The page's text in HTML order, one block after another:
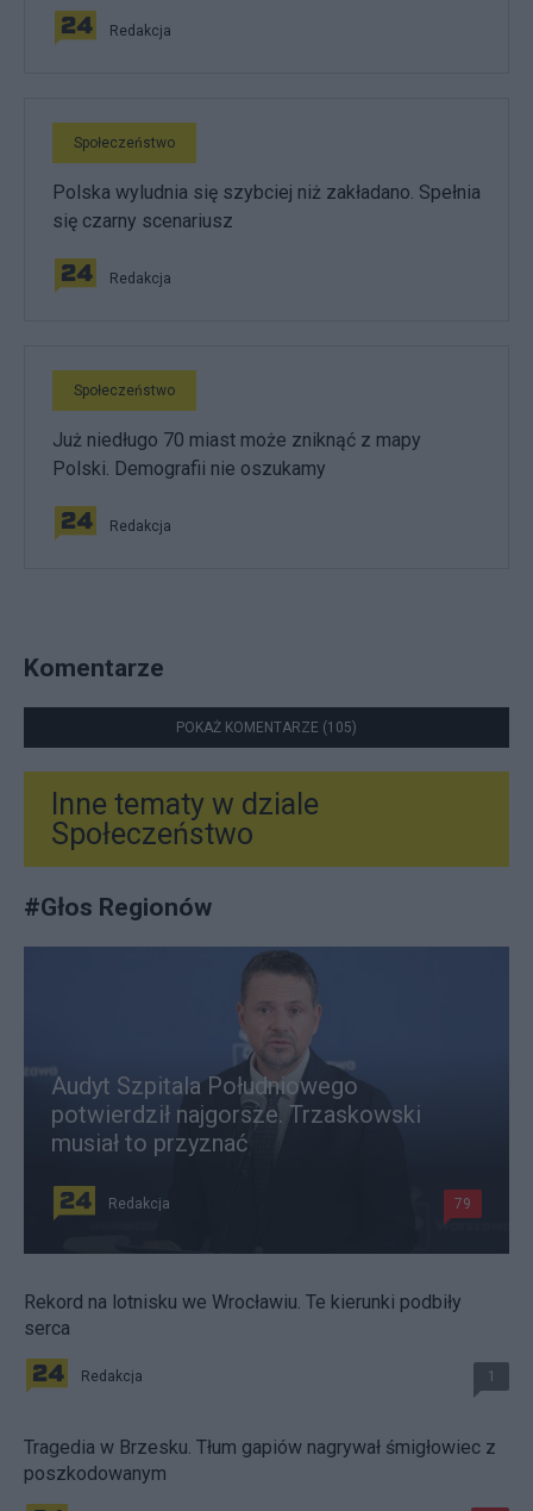
Redakcja
Społeczeństwo
Polska wyludnia się szybciej niż zakładano. Spełnia
się czarny scenariusz
Redakcja
Społeczeństwo
Już niedługo 70 miast może zniknąć z mapy
Polski. Demografii nie oszukamy
Redakcja
Komentarze
POKAŻ KOMENTARZE (105)
Inne tematy w dziale
Społeczeństwo
#Głos Regionów
Audyt Szpitala Południowego
potwierdził najgorsze. Trzaskowski
musiał to przyznać
Redakcja 79
Rekord na lotnisku we Wrocławiu. Te kierunki podbiły
serca
Redakcja 1
Tragedia w Brzesku. Tłum gapiów nagrywał śmigłowiec z
poszkodowanym